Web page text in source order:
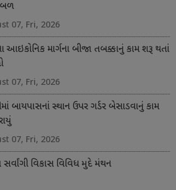
07, Fri, 2026
માર્ગના બીજા તબક્કાનું કામ શરૂ થતાં
07, Fri, 2026
બાયપાસનાં સ્થાન ઉપર ગર્ડર બેસાડવાનું કામ
07, Fri, 2026
સર્વાંગી વિકાસ વિવિધ મુદે મંથન